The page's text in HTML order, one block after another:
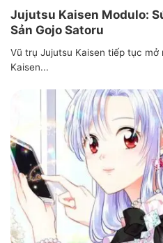
Jujutsu Kaisen Modulo:
Sản Gojo Satoru
Vũ trụ Jujutsu Kaisen tiếp tục
Kaisen...